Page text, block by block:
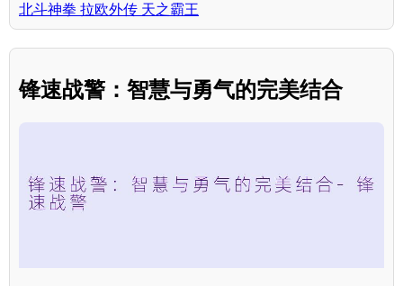
北斗神拳 拉欧外传 天之霸王
锋速战警：智慧与勇气的完美结合